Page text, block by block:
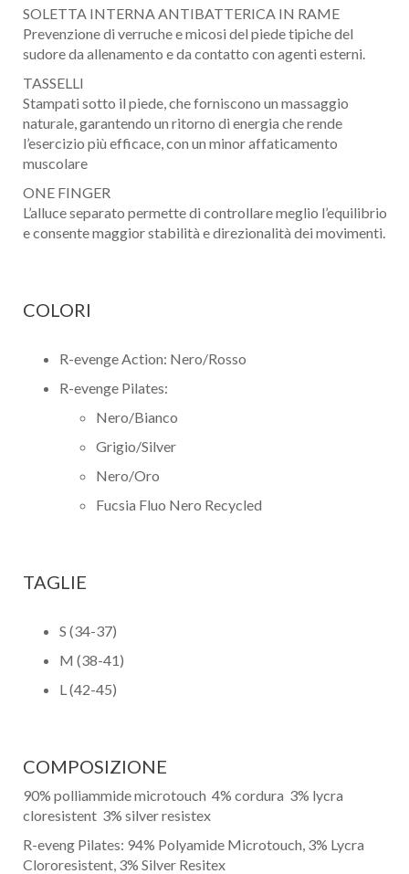
Telefono / Cellulare
Città
Genesi srl.Informativa Privacy
SOLETTA INTERNA ANTIBATTERICA IN RAME
Prevenzione di verruche e micosi del piede tipiche del
sudore da allenamento e da contatto con agenti esterni.
TASSELLI
Stampati sotto il piede, che forniscono un massaggio
naturale, garantendo un ritorno di energia che rende
l’esercizio più efficace, con un minor affaticamento
muscolare
ONE FINGER
L’alluce separato permette di controllare meglio l’equilibrio
e consente maggior stabilità e direzionalità dei movimenti.
COLORI
R-evenge Action: Nero/Rosso
R-evenge Pilates:
Nero/Bianco
Grigio/Silver
Nero/Oro
Fucsia Fluo Nero Recycled
TAGLIE
S (34-37)
M (38-41)
L (42-45)
COMPOSIZIONE
90% polliammide microtouch 4% cordura 3% lycra
cloresistent 3% silver resistex
R-eveng Pilates: 94% Polyamide Microtouch, 3% Lycra
Clororesistent, 3% Silver Resitex